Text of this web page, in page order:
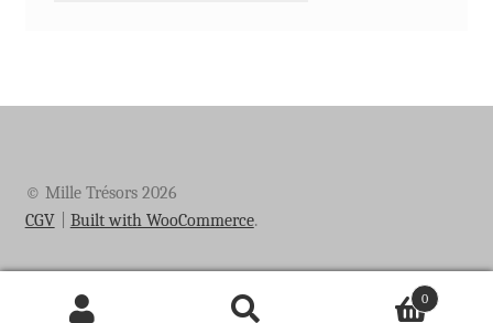
© Mille Trésors 2026
CGV
Built with WooCommerce.
0